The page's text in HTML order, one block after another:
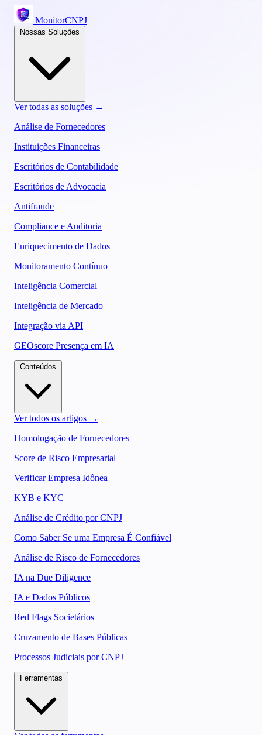
MonitorCNPJ
Ver todas as soluções →
Análise de Fornecedores
Instituições Financeiras
Escritórios de Contabilidade
Escritórios de Advocacia
Antifraude
Compliance e Auditoria
Enriquecimento de Dados
Monitoramento Contínuo
Inteligência Comercial
Inteligência de Mercado
Integração via API
GEOscore Presença em IA
Ver todos os artigos →
Homologação de Fornecedores
Score de Risco Empresarial
Verificar Empresa Idônea
KYB e KYC
Análise de Crédito por CNPJ
Como Saber Se uma Empresa É Confiável
Análise de Risco de Fornecedores
IA na Due Diligence
IA e Dados Públicos
Red Flags Societários
Cruzamento de Bases Públicas
Processos Judiciais por CNPJ